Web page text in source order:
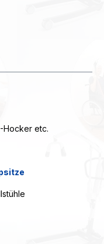
Hocker etc.